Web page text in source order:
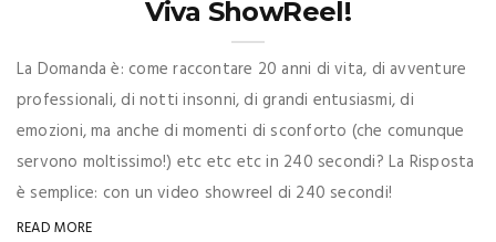
Viva ShowReel!
La Domanda è: come raccontare 20 anni di vita, di avventure
professionali, di notti insonni, di grandi entusiasmi, di
emozioni, ma anche di momenti di sconforto (che comunque
servono moltissimo!) etc etc etc in 240 secondi? La Risposta
è semplice: con un video showreel di 240 secondi!
READ MORE